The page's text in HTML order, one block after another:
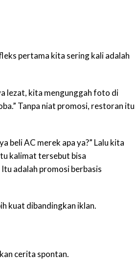
pertama kita sering kali adalah
lezat, kita mengunggah foto di
Tanpa niat promosi, restoran itu
beli AC merek apa ya?” Lalu kita
kalimat tersebut bisa
adalah promosi berbasis
kuat dibandingkan iklan.
cerita spontan.